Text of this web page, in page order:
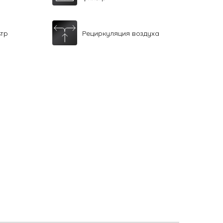
Рециркуляция воздуха